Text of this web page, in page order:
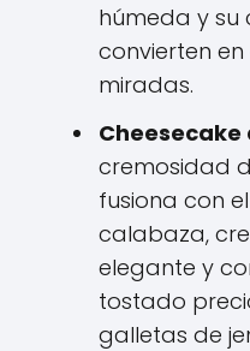
húmeda y su
convierten
miradas.
Cheesecake
cremosidad
fusiona con
calabaza,
elegante y
tostado
galletas de